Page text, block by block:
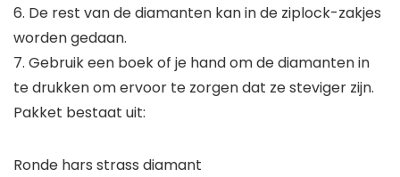
6. De rest van de diamanten kan in de ziplock-zakjes
worden gedaan.
7. Gebruik een boek of je hand om de diamanten in
te drukken om ervoor te zorgen dat ze steviger zijn.
Pakket bestaat uit:
Ronde hars strass diamant